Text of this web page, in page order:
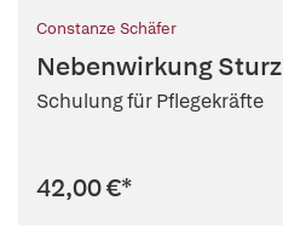
Constanze Schäfer
Nebenwirkung Sturz
Schulung für Pflegekräfte
42,00 €*